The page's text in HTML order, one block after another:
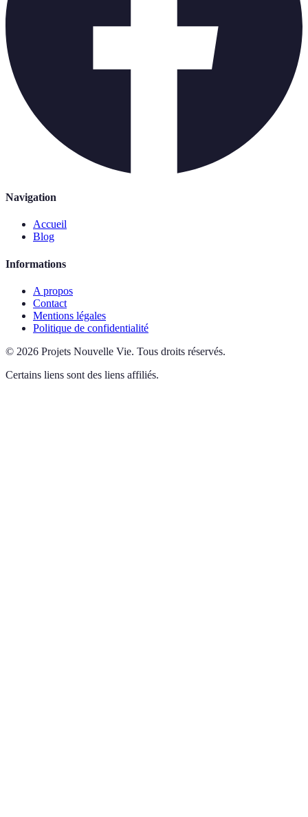
Navigation
Accueil
Blog
Informations
A propos
Contact
Mentions légales
Politique de confidentialité
© 2026 Projets Nouvelle Vie. Tous droits réservés.
Certains liens sont des liens affiliés.